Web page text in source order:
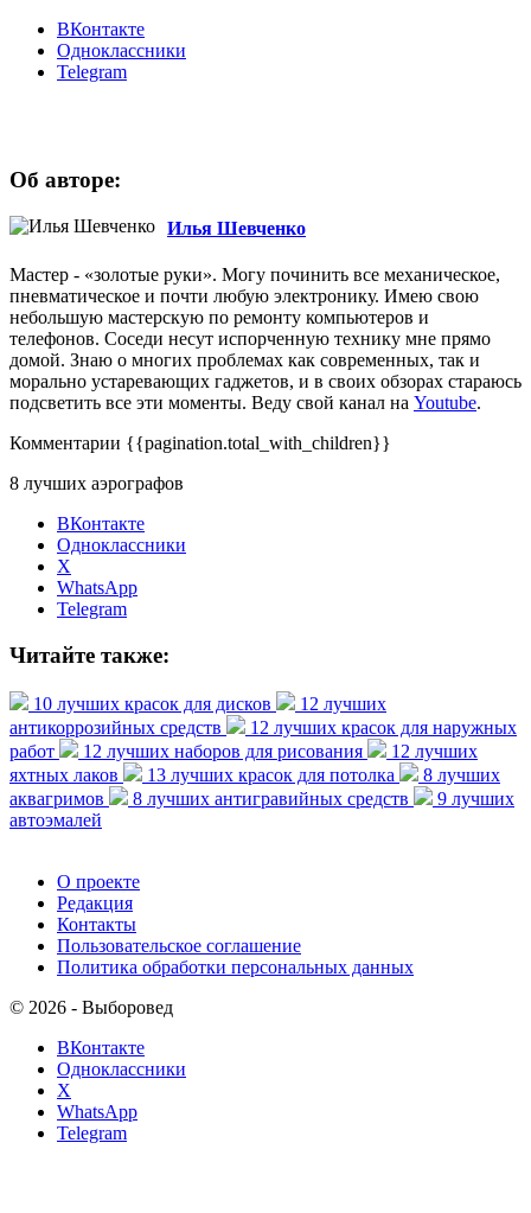
ВКонтакте
Одноклассники
Telegram
Об авторе:
Илья Шевченко
Мастер - «золотые руки». Могу починить все механическое,
пневматическое и почти любую электронику. Имею свою
небольшую мастерскую по ремонту компьютеров и
телефонов. Соседи несут испорченную технику мне прямо
домой. Знаю о многих проблемах как современных, так и
морально устаревающих гаджетов, и в своих обзорах стараюсь
подсветить все эти моменты. Веду свой канал на Youtube.
Комментарии {{pagination.total_with_children}}
8 лучших аэрографов
ВКонтакте
Одноклассники
X
WhatsApp
Telegram
Читайте также:
10 лучших красок для дисков
12 лучших
антикоррозийных средств
12 лучших красок для наружных
работ
12 лучших наборов для рисования
12 лучших
яхтных лаков
13 лучших красок для потолка
8 лучших
аквагримов
8 лучших антигравийных средств
9 лучших
автоэмалей
О проекте
Редакция
Контакты
Пользовательское соглашение
Политика обработки персональных данных
© 2026 - Выборовед
ВКонтакте
Одноклассники
X
WhatsApp
Telegram